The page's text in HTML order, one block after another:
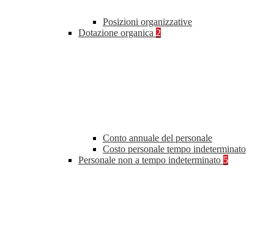
Posizioni organizzative
Dotazione organica 2
Conto annuale del personale
Costo personale tempo indeterminato
Personale non a tempo indeterminato 5